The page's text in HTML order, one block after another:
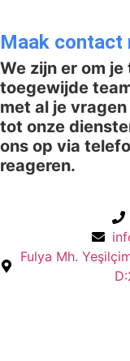
Maak contact
We zijn er om
toegewijde
met al je
tot onze
ons op via
reageren.
Fulya Mh.